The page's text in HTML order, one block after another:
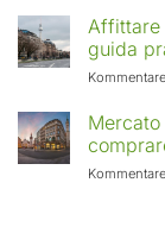
Affittare
guida